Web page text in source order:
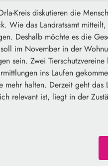
Kreis diskutieren die
Wie das Landratsamt
Deshalb möchte es die
im November in der
sein. Zwei
ins Laufen
mehr halten. Derzeit geht
relevant ist, liegt in der